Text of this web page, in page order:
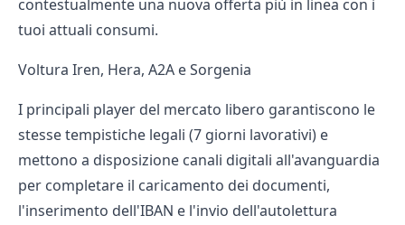
contestualmente una nuova offerta più in linea con i
tuoi attuali consumi.
Voltura Iren, Hera, A2A e Sorgenia
I principali player del mercato libero garantiscono le
stesse tempistiche legali (7 giorni lavorativi) e
mettono a disposizione canali digitali all'avanguardia
per completare il caricamento dei documenti,
l'inserimento dell'IBAN e l'invio dell'autolettura